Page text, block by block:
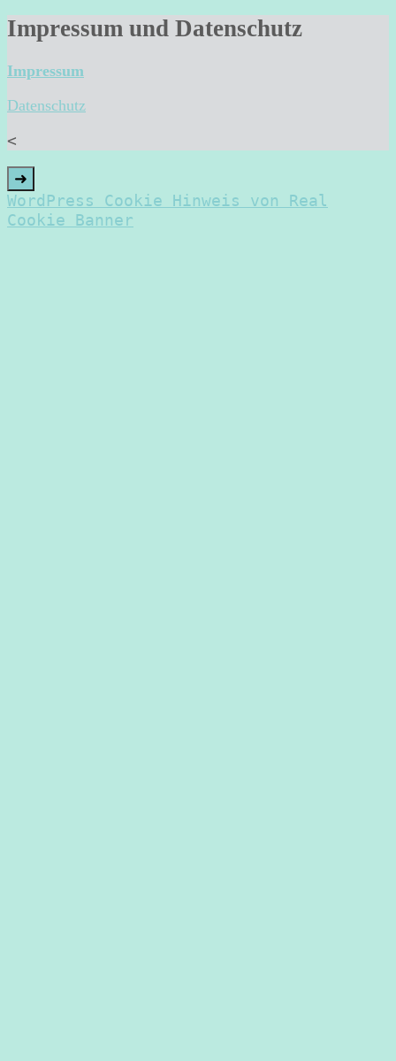
Impressum und Datenschutz
Impressum
Datenschutz
<
➜
WordPress Cookie Hinweis von Real
Cookie Banner